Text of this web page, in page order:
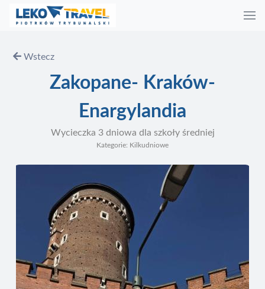
Wstecz
Zakopane- Kraków-
Enargylandia
Wycieczka 3 dniowa dla szkoły średniej
Kategorie: Kilkudniowe